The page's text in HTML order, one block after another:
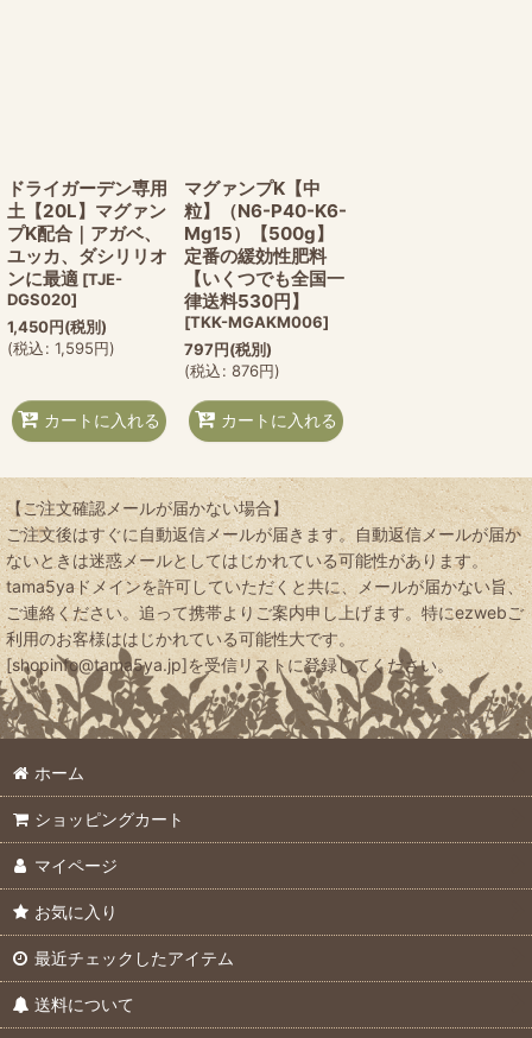
ドライガーデン専用
土【20L】マグァン
プK配合｜アガベ、
ユッカ、ダシリリオ
ンに最適 [TJE-
DGS020]
1,450円(税別)
(税込: 1,595円)
カートに入れる
マグァンプK【中
粒】（N6-P40-K6-
Mg15）【500g】
定番の緩効性肥料
【いくつでも全国一
律送料530円】
[TKK-MGAKM006]
797円(税別)
(税込: 876円)
カートに入れる
【ご注文確認メールが届かない場合】
ご注文後はすぐに自動返信メールが届きます。自動返信メールが届か
ないときは迷惑メールとしてはじかれている可能性があります。
tama5yaドメインを許可していただくと共に、メールが届かない旨、
ご連絡ください。追って携帯よりご案内申し上げます。特にezwebご
利用のお客様ははじかれている可能性大です。
[shopinfo@tama5ya.jp]を受信リストに登録してください。
ホーム
ショッピングカート
マイページ
お気に入り
最近チェックしたアイテム
送料について